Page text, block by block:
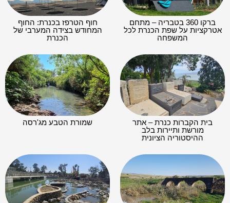
ברקו 360 בטבריה – מתחם
אטרקציות על שפת הכנרת לכל
המשפחה
חוף הטרפז בכנרת: החוף
המחודש בצידה המערבי של
הכנרת
בית הקברות כנרת – אתר
מורשת ותיירות בלב
ההיסטוריה הציונית
שמורת הטבע מג'רסה